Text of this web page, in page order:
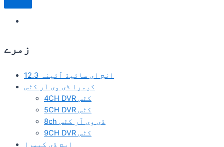
زمرے
12.3 انچ ای سائیڈ آئینہ
کیمرا ڈی وی آر کٹس
4CH DVR کٹس
5CH DVR کٹس
8ch ڈی وی آر کٹس
9CH DVR کٹس
ایچ ڈی کیمرا